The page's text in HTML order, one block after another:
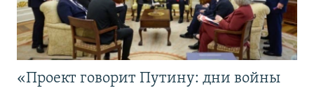
«Проект говорит Путину: дни войны